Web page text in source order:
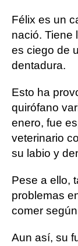
Félix es un
nació. Tiene
es ciego de
dentadura.
Esto ha
quirófano
enero, fue
veterinario
su labio y
Pese a ello,
problemas
comer
Aun así, su